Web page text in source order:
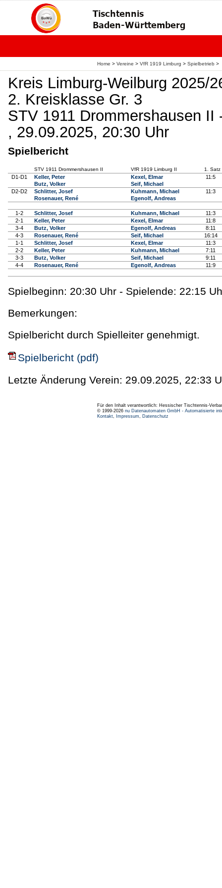
Home > Vereine > VfR 1919 Limburg > Spielbetrieb >
Kreis Limburg-Weilburg 2025/
2. Kreisklasse Gr. 3
STV 1911 Drommershausen
, 29.09.2025, 20:30 Uhr
Spielbericht
STV 1911 Drommershausen II VfR 1919 Limburg II 1. Satz
D1-D1
Keller, Peter
Butz, Volker
Kexel, Elmar
Seif, Michael
11:5
D2-D2
Schlitter, Josef
Rosenauer, René
Kuhmann, Michael
Egenolf, Andreas
11:3
1-2 Schlitter, Josef Kuhmann, Michael
11:3
2-1
Keller, Peter Kexel, Elmar
11:8
3-4
Butz, Volker Egenolf, Andreas
8:11
4-3
Rosenauer, René Seif, Michael
16:14
1-1
Schlitter, Josef Kexel, Elmar
11:3
2-2
Keller, Peter Kuhmann, Michael
7:11
3-3
Butz, Volker Seif, Michael
9:11
4-4
Rosenauer, René Egenolf, Andreas 11:9
Spielbeginn: 20:30 Uhr - Spielende: 22:15
Bemerkungen:
Spielbericht durch Spielleiter genehmigt.
Spielbericht (pdf)
Letzte Änderung Verein: 29.09.2025, 22:33
Für den Inhalt verantwortlich: Hessischer Tischtennis-
© 1999-2026 nu Datenautomaten GmbH - Automatisierte
Kontakt, Impressum, Datenschutz